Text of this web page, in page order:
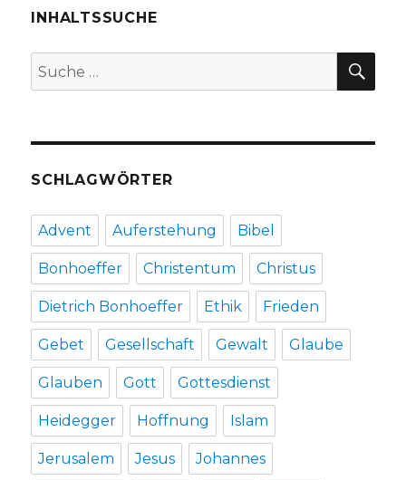
Fleischer,
2017
INHALTSSUCHE
Suche
nach:
SCHLAGWÖRTER
Advent Auferstehung Bibel
Bonhoeffer Christentum Christus
Dietrich Bonhoeffer Ethik Frieden
Gebet Gesellschaft Gewalt Glaube
Glauben Gott Gottesdienst
Heidegger Hoffnung Islam
Jerusalem Jesus Johannes